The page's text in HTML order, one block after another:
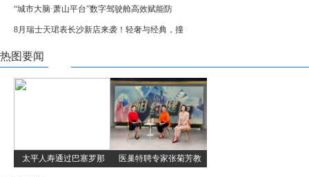
“城市大脑·萧山平台”数字驾驶舱高效赋能防
8月瑞士天珺表长沙新店来袭！轻奢与经典，撞
热图要闻
太平人寿通过巴塞罗那 医巢特聘专家张菊芳教